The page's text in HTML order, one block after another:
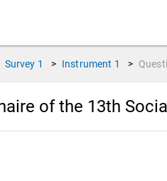
Survey 1 > Instrument 1 >
of the 13th